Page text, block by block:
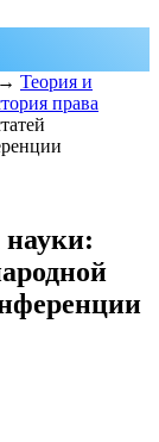
→ Теория и
права